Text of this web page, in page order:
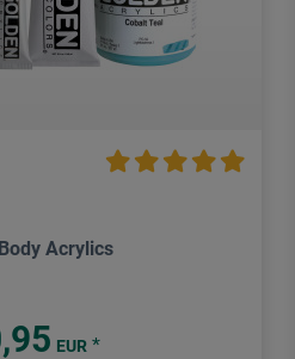
Acrylics
EUR *